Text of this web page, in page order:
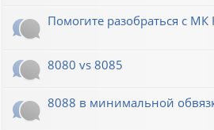
Помогите разобраться с
8080 vs 8085
8088 в минимальной